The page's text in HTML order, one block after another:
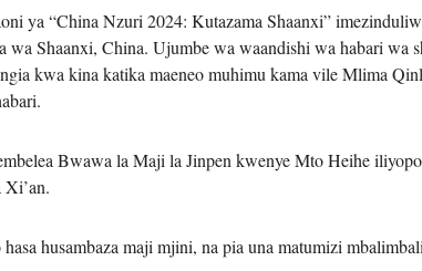
हिन्दी
ya “China Nzuri 2024: Kutazama Shaanxi”
Shaanxi, China. Ujumbe wa waandishi wa habari wa
kwa kina katika maeneo muhimu kama vile Mlima
Bwawa la Maji la Jinpen kwenye Mto Heihe
husambaza maji mjini, na pia una matumizi